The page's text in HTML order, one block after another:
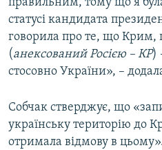
правильним, тому що я
статусі кандидата
говорила про те, що Крим,
(анексований Росією – КР)
стосовно України», –
Собчак стверджує, що
українську територію до
отримала відмову в